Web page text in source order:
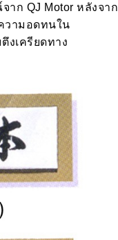
ก QJ Motor หลังจาก
วามอดทนใน
งเครียดทาง